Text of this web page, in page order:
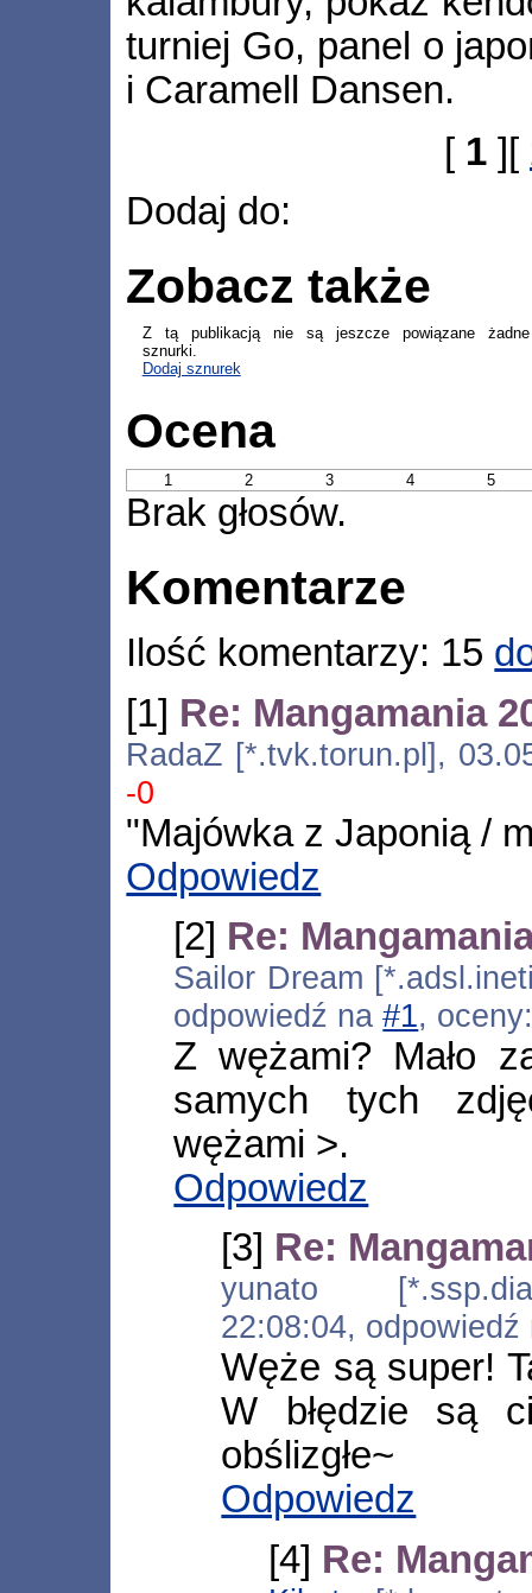
turniej Go, panel o
i Caramell Dansen.
[ 1 ][
Dodaj do:
Zobacz także
Z tą publikacją nie są jeszcze powiązane żadne
sznurki.
Dodaj sznurek
Ocena
1 2 3 4 5
Brak głosów.
Komentarze
Ilość komentarzy: 15
[1] Re: Mangamania
RadaZ [*.tvk.torun.pl],
-0
"Majówka z Japonią /
Odpowiedz
[2] Re:
Sailor Dream
odpowiedź na#1,
Z wężami? Mało
samych tych
wężami >.
Odpowiedz
[3] Re:
yunato
22:08:04,
Węże są super!
W błędzie są
obślizgłe~
Odpowiedz
[4] Re: